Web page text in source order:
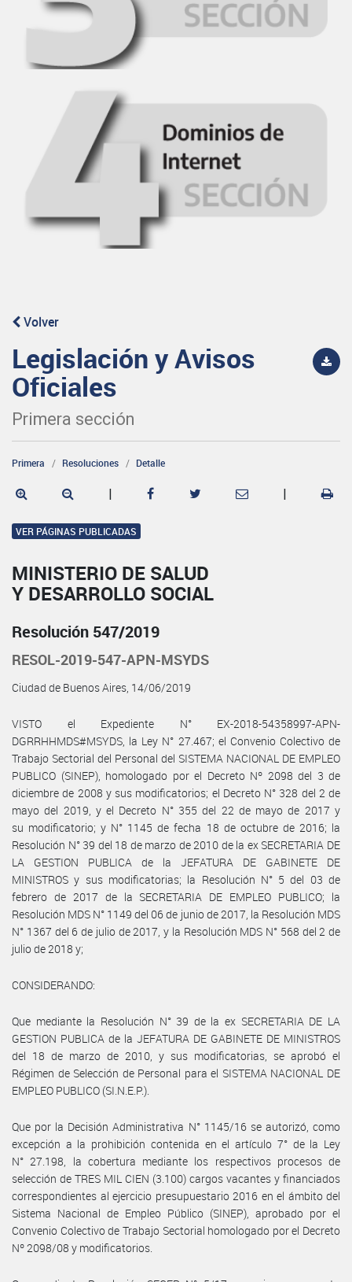
Volver
Legislación y Avisos
Oficiales
Primera sección
Primera Resoluciones Detalle
| |
VER PÁGINAS PUBLICADAS
MINISTERIO DE SALUD
Y DESARROLLO SOCIAL
Resolución 547/2019
RESOL-2019-547-APN-MSYDS
Ciudad de Buenos Aires, 14/06/2019
VISTO el Expediente N° EX-2018-54358997-APN-
DGRRHHMDS#MSYDS, la Ley N° 27.467; el Convenio Colectivo de
Trabajo Sectorial del Personal del SISTEMA NACIONAL DE EMPLEO
PUBLICO (SINEP), homologado por el Decreto Nº 2098 del 3 de
diciembre de 2008 y sus modificatorios; el Decreto N° 328 del 2 de
mayo del 2019, y el Decreto N° 355 del 22 de mayo de 2017 y
su modificatorio; y N° 1145 de fecha 18 de octubre de 2016; la
Resolución N° 39 del 18 de marzo de 2010 de la ex SECRETARIA DE
LA GESTION PUBLICA de la JEFATURA DE GABINETE DE
MINISTROS y sus modificatorias; la Resolución N° 5 del 03 de
febrero de 2017 de la SECRETARIA DE EMPLEO PUBLICO; la
Resolución MDS N° 1149 del 06 de junio de 2017, la Resolución MDS
N° 1367 del 6 de julio de 2017, y la Resolución MDS N° 568 del 2 de
julio de 2018 y;
CONSIDERANDO:
Que mediante la Resolución N° 39 de la ex SECRETARIA DE LA
GESTION PUBLICA de la JEFATURA DE GABINETE DE MINISTROS
del 18 de marzo de 2010, y sus modificatorias, se aprobó el
Régimen de Selección de Personal para el SISTEMA NACIONAL DE
EMPLEO PUBLICO (SI.N.E.P.).
Que por la Decisión Administrativa N° 1145/16 se autorizó, como
excepción a la prohibición contenida en el artículo 7° de la Ley
N° 27.198, la cobertura mediante los respectivos procesos de
selección de TRES MIL CIEN (3.100) cargos vacantes y financiados
correspondientes al ejercicio presupuestario 2016 en el ámbito del
Sistema Nacional de Empleo Público (SINEP), aprobado por el
Convenio Colectivo de Trabajo Sectorial homologado por el Decreto
Nº 2098/08 y modificatorios.